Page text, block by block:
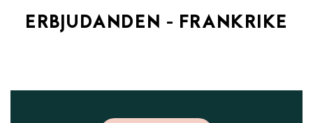
ERBJUDANDEN - FRANKRIKE